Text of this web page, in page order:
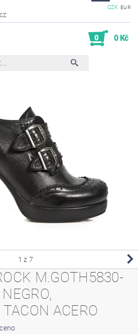
CZK EUR
0 0 Kč
1 z 7
M.GOTH5830-
ACERO